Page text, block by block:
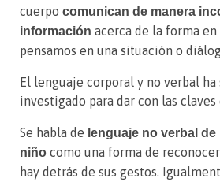
cuerpo comunican de manera
información acerca de la forma
pensamos en una situación o
El lenguaje corporal y no verbal
investigado para dar con las
Se habla de lenguaje no verbal
niño como una forma de
hay detrás de sus gestos.